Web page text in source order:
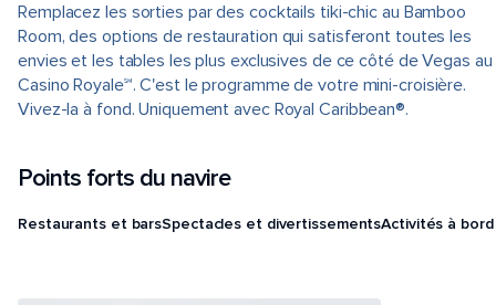
Remplacez les sorties par des cocktails tiki-chic au Bamboo
Room, des options de restauration qui satisferont toutes les
envies et les tables les plus exclusives de ce côté de Vegas au
Casino Royale℠. C'est le programme de votre mini-croisière.
Vivez-la à fond. Uniquement avec Royal Caribbean®.
Points forts du navire
Restaurants et barsSpectacles et divertissementsActivités à bord